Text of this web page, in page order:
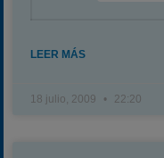
LEER MÁS
18 julio, 2009 22:20